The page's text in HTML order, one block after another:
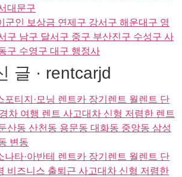
대문구
군인 보상금 연제구 강서구 해운대구 영
구 남구 달서구 중구 부산진구 수성구 사
구 수영구 대구 행정사
글 · rentcarjd
포티지·모닝 렌트카 장기렌트 월렌트 단
차 여행 렌트 사고대차 신형 저렴한 렌트
산동 산천동 용문동 대화동 중앙동 삼성
변동
나타·아반테 렌트카 장기렌트 월렌트 단
비즈니스 출퇴근 사고대차 신형 저렴한